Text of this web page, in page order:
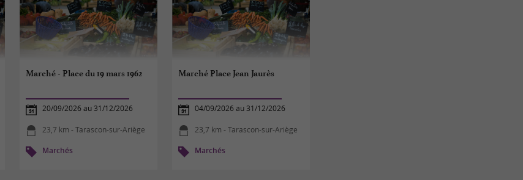
Marché - Place du 19 mars 1962
20/09/2026 au 31/12/2026
23,7 km - Tarascon-sur-Ariège
Marchés
Marché Place Jean Jaurès
04/09/2026 au 31/12/2026
23,7 km - Tarascon-sur-Ariège
Marchés